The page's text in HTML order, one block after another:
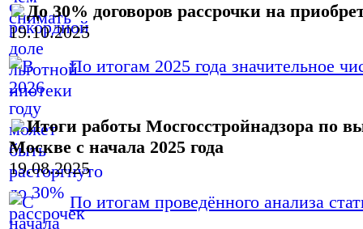
До 30% договоров рассрочки на
19.10.2025
По итогам 2025 года значительное
Итоги работы Мосгосстройнадзора по
Москве с начала 2025 года
19.08.2025
По итогам проведённого анализа